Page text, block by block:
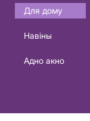
Основная
навигация
Для дому
Навіны
Адно акно